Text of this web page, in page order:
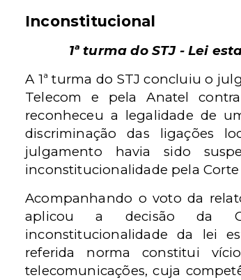
Inconstitucional
1ª turma do STJ - Lei
A 1ª turma do STJ concluiu o
Telecom e pela Anatel
reconheceu a legalidade de
discriminação das ligações
julgamento havia sido
inconstitucionalidade pela Corte
Acompanhando o voto da
aplicou a decisão da
inconstitucionalidade da lei
referida norma constitui
telecomunicações, cuja